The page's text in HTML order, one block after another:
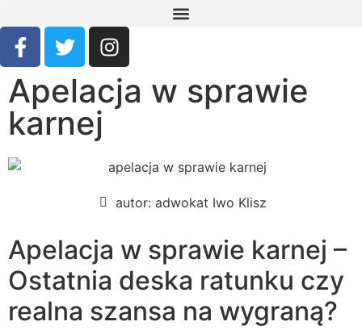
Apelacja w sprawie
karnej
autor: adwokat Iwo Klisz
Apelacja w sprawie karnej –
Ostatnia deska ratunku czy
realna szansa na wygraną?